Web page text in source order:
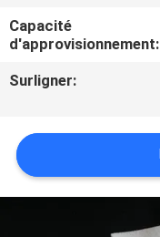
CONTACTEZ-
NOUS
UNE
CITATION
Capacité
d'approvisionnement:
Surligner: